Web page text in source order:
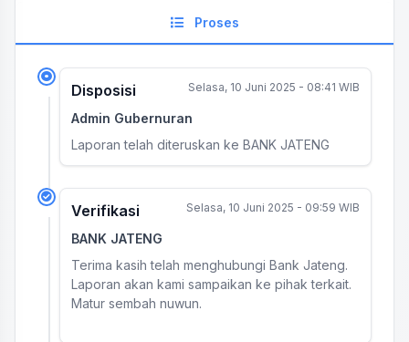
Proses
Disposisi Selasa, 10 Juni 2025 - 08:41 WIB
Admin Gubernuran
Laporan telah diteruskan ke BANK JATENG
Verifikasi Selasa, 10 Juni 2025 - 09:59 WIB
BANK JATENG
Terima kasih telah menghubungi Bank Jateng.
Laporan akan kami sampaikan ke pihak terkait.
Matur sembah nuwun.